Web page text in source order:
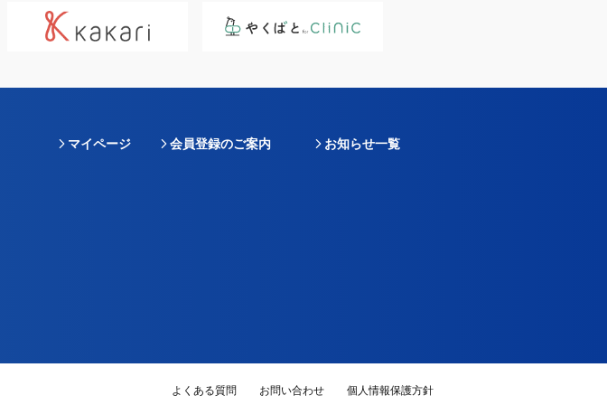
マイページ 会員登録のご案内 お知らせ一覧
よくある質問 お問い合わせ 個人情報保護方針